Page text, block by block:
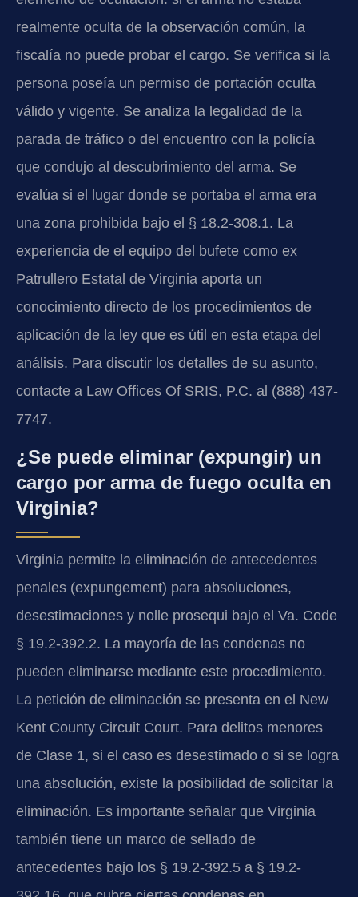
realmente oculta de la observación común, la
fiscalía no puede probar el cargo. Se verifica si la
persona poseía un permiso de portación oculta
válido y vigente. Se analiza la legalidad de la
parada de tráfico o del encuentro con la policía
que condujo al descubrimiento del arma. Se
evalúa si el lugar donde se portaba el arma era
una zona prohibida bajo el § 18.2-308.1. La
experiencia de el equipo del bufete como ex
Patrullero Estatal de Virginia aporta un
conocimiento directo de los procedimientos de
aplicación de la ley que es útil en esta etapa del
análisis. Para discutir los detalles de su asunto,
contacte a Law Offices Of SRIS, P.C. al (888) 437-
7747.
¿Se puede eliminar (expungir) un
cargo por arma de fuego oculta en
Virginia?
Virginia permite la eliminación de antecedentes
penales (expungement) para absoluciones,
desestimaciones y nolle prosequi bajo el Va. Code
§ 19.2-392.2. La mayoría de las condenas no
pueden eliminarse mediante este procedimiento.
La petición de eliminación se presenta en el New
Kent County Circuit Court. Para delitos menores
de Clase 1, si el caso es desestimado o si se logra
una absolución, existe la posibilidad de solicitar la
eliminación. Es importante señalar que Virginia
también tiene un marco de sellado de
antecedentes bajo los § 19.2-392.5 a § 19.2-